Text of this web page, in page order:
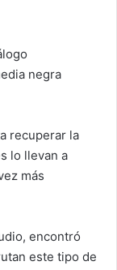
negra
recuperar la
lo llevan a
más
encontró
este tipo de